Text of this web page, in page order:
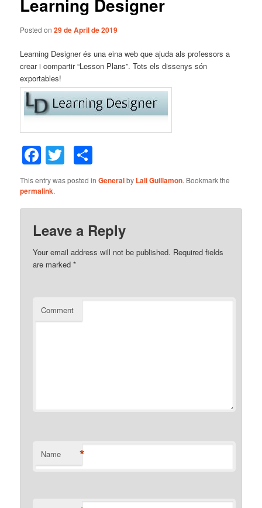
content
Learning Designer
Posted on29 de April de 2019
Learning Designer és una eina web que ajuda als professors a
crear i compartir “Lesson Plans”. Tots els dissenys són
exportables!
Facebook
Twitter
This entry was posted inGeneralby Lali Guillamon. Bookmark the
permalink.
Leave a Reply
Your email address will not be published. Required fields
are marked*
Comment
Name *